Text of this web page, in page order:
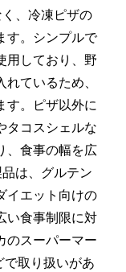
、冷凍ピザの
す。シンプルで
用しており、野
ているため、
す。ピザ以外に
タコスシェルな
、食事の幅を広
は、グルテン
イエット向けの
い食事制限に対
のスーパーマー
で取り扱いがあ